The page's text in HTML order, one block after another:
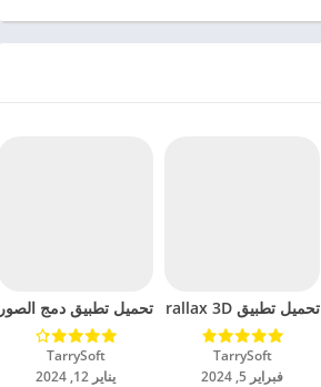
تحميل تطبيق Parallax 3D مهكر للاندرويد 2024
TarrySoft‏
فبراير 5, 2024
تحميل تطبيق دمج الصور
TarrySoft‏
يناير 12, 2024